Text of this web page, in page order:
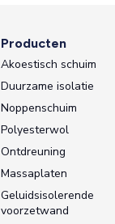
Producten
Akoestisch schuim
Duurzame isolatie
Noppenschuim
Polyesterwol
Ontdreuning
Massaplaten
Geluidsisolerende
voorzetwand